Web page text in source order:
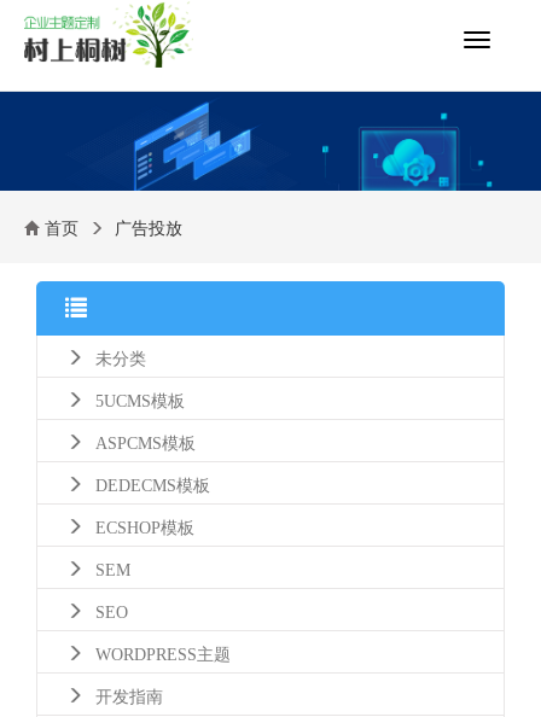
切
导
首页 广告投放
未分类
5UCMS模板
ASPCMS模板
DEDECMS模板
ECSHOP模板
SEM
SEO
WORDPRESS主题
开发指南